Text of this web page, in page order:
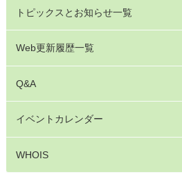
トピックスとお知らせ一覧
Web更新履歴一覧
Q&A
イベントカレンダー
WHOIS